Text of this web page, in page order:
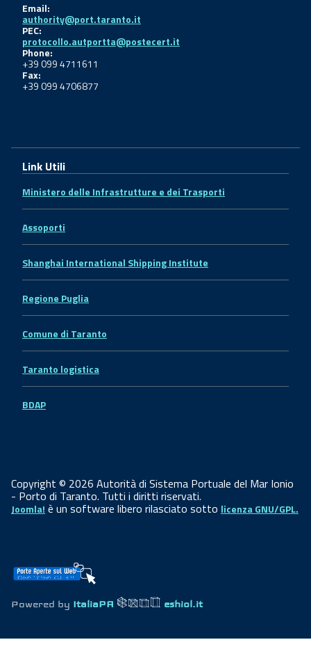
Email:
authority@port.taranto.it
PEC:
protocollo.autportta@postecert.it
Phone:
+39 099 4711611
Fax:
+39 099 4706877
Link Utili
Ministero delle Infrastrutture e dei Trasporti
Assoporti
Shanghai International Shipping Institute
Regione Puglia
Comune di Taranto
Taranto logistica
BDAP
Copyright © 2026 Autorità di Sistema Portuale del Mar Ionio
- Porto di Taranto. Tutti i diritti riservati.
Joomla! è un software libero rilasciato sotto licenza GNU/GPL.
Powered by ItaliaPA eshiol.it